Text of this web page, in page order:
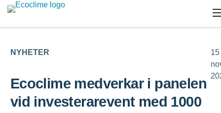
NYHETER
15
Ecoclime medverkar i panelen
vid investerarevent med 1000